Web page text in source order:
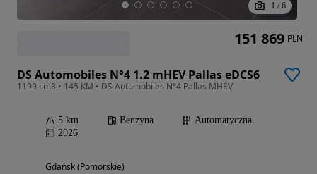
1 / 6
DS Automobiles N°4 1.2 mHEV Pallas eDCS6
1199 cm3 • 145 KM • DS Automobiles N°4 Pallas MHEV
5 km Benzyna
Automatyczna
2026
Gdańsk (Pomorskie)
151 869 PLN